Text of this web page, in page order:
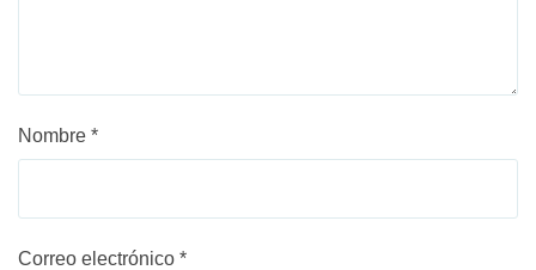
Nombre *
Correo electrónico *